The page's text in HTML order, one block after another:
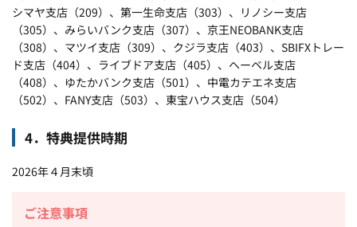
シマヤ支店（209）、第一生命支店（303）、リノシー支店
（305）、みらいバンク支店（307）、京王NEOBANK支店
（308）、マツイ支店（309）、クジラ支店（403）、SBIFXトレー
ド支店（404）、ライブドア支店（405）、ヘーベル支店
（408）、ゆたかバンク支店（501）、中電カテエネ支店
（502）、FANY支店（503）、東宝ハウス支店（504）
4．特典提供時期
2026年４月末頃
ご注意事項